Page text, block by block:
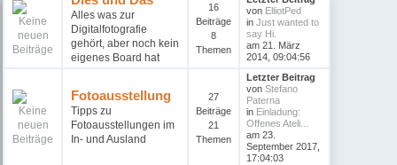
Alles was zur
Digitalfotografie
gehört, aber noch kein
eigenes Board hat
16
Beiträge
8
Themen
von ElliotPed
inJust wanted to
say Hi.
am 21. März
2014, 09:04:56
Fotoausstellung
Tipps zu
Fotoausstellungen im
In- und Ausland
27
Beiträge
21
Themen
Letzter Beitrag
vonStefano
Paterna
in Einladung:
Offenes Ateli...
am 23.
September 2017,
17:04:03